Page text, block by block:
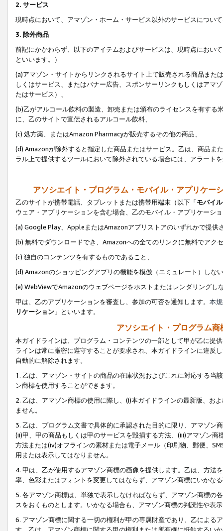
2. サービス
現時点において、アマゾン・ホーム・サービス以外のサービスについ
3. 除外商品
前記にかかわらず、以下のアイテムおよびサービスは、現時点におい
といいます。）
(a)アマゾン・サイトからリンクされるサイト上で販売される商品ま
しくはサービス、またはバナー広告、スポンサーリンクもしくはアマ
たはサービス）、
(b)乙がアルコール飲料の製造、卸売または頒布のライセンスを有す
に、乙のサイトで宣伝されるアルコール飲料、
(c) 処方薬、またはAmazon Pharmacyが販売するその他の商品、
(d) Amazonが除外すると指定した商品またはサービス。乙は、商品ま
ラル上で提供するツールにおいて除外されている場合には、アラート
アソシエイト・プログラム・モバイル・アプリケー
乙のサイトが携帯電話、タブレットまたは携帯用端末（以下「モバイ
ウェア・アプリケーションを含む場合、乙のモバイル・アプリケーシ
(a) Google Play、AppleまたはAmazonアプリストアのいずれかで提供
(b) 無料でダウンロードでき、Amazonへの全てのリンクに無料でアク
(c) 独自のコンテンツを有するものであること、
(d) Amazonのショッピングアプリの機能を模倣（エミュレート）しな
(e) WebViewでAmazonのウェブページをホストまたはレンダリングし
甲は、乙のアプリケーションを審査し、参加の可否を通知します。 本
リケーション 」といいます。
アソシエイト・プログラム
本ガイドラインは、プログラム・コンテンツの一部として甲が乙に提
ラインは常に厳密に遵守することが要求され、本ガイドラインに違反
自動的に解除されます。
1. 乙は、アマゾン・サイトの商品の在庫状況およびこれに対応する
ン商標を使用することができます。
2. 乙は、アマゾン商標の使用に際し、(i)本ガイドラインの最新版、お
ません。
3. 乙は、プログラム文書で具体的に承認された目的に限り、アマゾン
(ii)甲、甲の商品もしくは甲のサービスを毀損する方法、(iii)アマゾン
方法または(iv)オフラインの素材または電子メール（印刷物、郵便、
用または表示してはなりません。
4. 甲は、乙が使用するアマゾン商標の画像を提供します。乙は、方
率、色彩またはフォントを変更してはならず、アマゾン商標にいかな
5. 各アマゾン商標は、単独で表示しなければならず、アマゾン商標
スをおくものとします。いかなる場合も、アマゾン商標の判読性や表
6. アマゾン商標に関する一切の権利が甲の専属財産であり、乙による
す。乙は、アマゾン商標に関する甲の権利または所有権に抵触するい